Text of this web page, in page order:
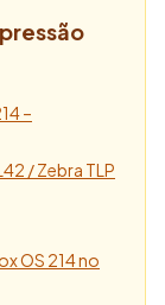
–
/ Zebra TLP
OS 214 no